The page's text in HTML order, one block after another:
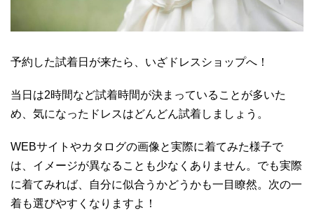
予約した試着日が来たら、いざドレスショップへ！
当日は2時間など試着時間が決まっていることが多いた
め、気になったドレスはどんどん試着しましょう。
WEBサイトやカタログの画像と実際に着てみた様子で
は、イメージが異なることも少なくありません。でも実際
に着てみれば、自分に似合うかどうかも一目瞭然。次の一
着も選びやすくなりますよ！